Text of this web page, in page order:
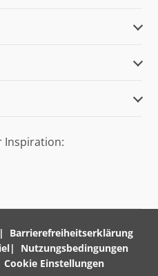
Inspiration:
Barrierefreiheitserklärung
Nutzungsbedingungen
Cookie Einstellungen